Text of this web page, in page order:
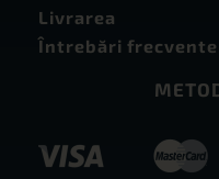
Livrarea
Întrebări frecvente